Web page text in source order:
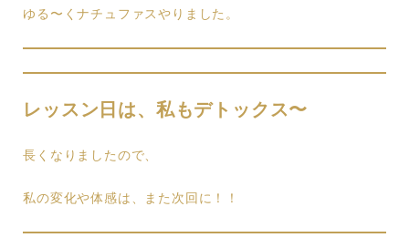
ゆる〜くナチュファスやりました。
レッスン日は、私もデトックス〜
長くなりましたので、
私の変化や体感は、また次回に！！